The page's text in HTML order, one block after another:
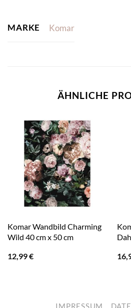
MARKE Komar
ÄHNLICHE
Komar Wandbild Charming
Wild 40 cm x 50 cm
12,99€
IMPRESSUM